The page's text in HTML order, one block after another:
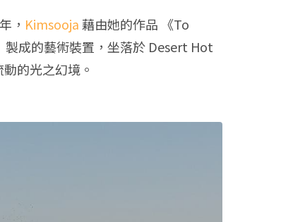
， Kimsooja 藉由她的作品 《To
成的藝術裝置，坐落於 Desert Hot
的光之幻境。